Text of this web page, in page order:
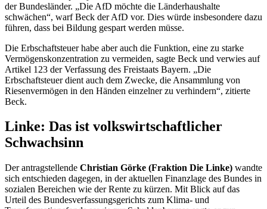
Die Erbschaftsteuer habe aber auch die Funktion, eine zu starke
Vermögenskonzentration zu vermeiden, sagte Beck und verwies auf
Artikel 123 der Verfassung des Freistaats Bayern. „Die
Riesenvermögen in den Händen einzelner zu verhindern“, zitierte
Beck.
Linke: Das ist volkswirtschaftlicher
Schwachsinn
Der antragstellendeChristian Görke (Fraktion Die Linke)
sich entschieden dagegen, in der aktuellen Finanzlage des Bundes in
sozialen Bereichen wie der Rente zu kürzen. Mit Blick auf das
Transformationsfonds sowie zur Schuldenbremse sagte er zur
bisherigen Finanzpolitik der Ampel-Koalition: „Die Finanztrickserei
hat die Situation hierzulande völlig verändert und verschärft.“ Görke
weiter: „Kürzen, kürzen, kürzen, damit machen wir gerade das